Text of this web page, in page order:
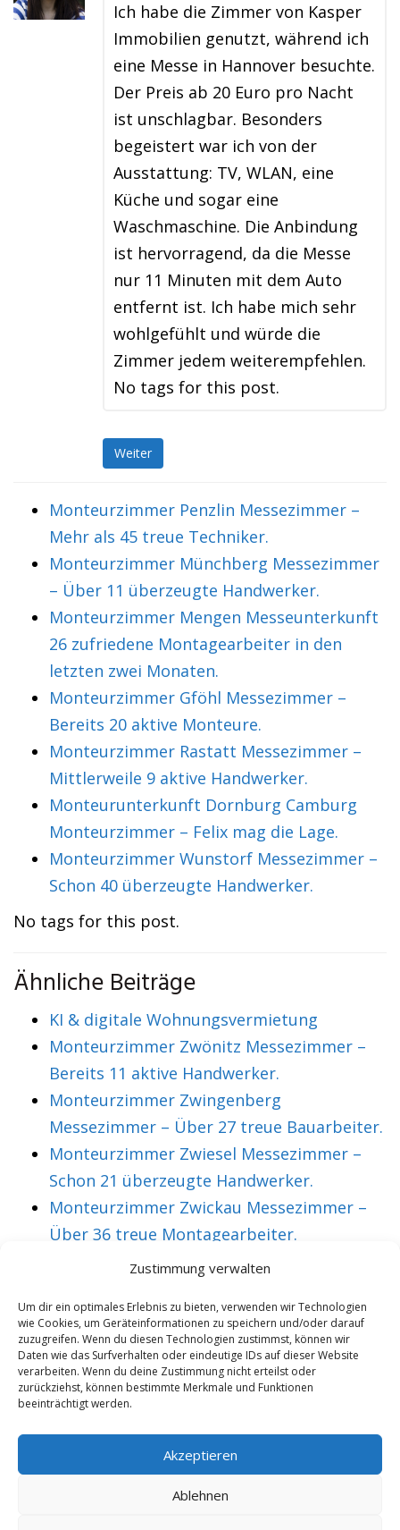
Zustimmung verwalten
Um dir ein optimales Erlebnis zu bieten, verwenden wir Technologien
wie Cookies, um Geräteinformationen zu speichern und/oder darauf
zuzugreifen. Wenn du diesen Technologien zustimmst, können wir
Daten wie das Surfverhalten oder eindeutige IDs auf dieser Website
verarbeiten. Wenn du deine Zustimmung nicht erteilst oder
zurückziehst, können bestimmte Merkmale und Funktionen
beeinträchtigt werden.
Akzeptieren
Ablehnen
Ich habe die Zimmer von Kasper
Immobilien genutzt, während ich
eine Messe in Hannover besuchte.
Der Preis ab 20 Euro pro Nacht
ist unschlagbar. Besonders
begeistert war ich von der
Ausstattung: TV, WLAN, eine
Küche und sogar eine
Waschmaschine. Die Anbindung
ist hervorragend, da die Messe
nur 11 Minuten mit dem Auto
entfernt ist. Ich habe mich sehr
wohlgefühlt und würde die
Zimmer jedem weiterempfehlen.
No tags for this post.
Weiter
Monteurzimmer Penzlin Messezimmer –
Mehr als 45 treue Techniker.
Monteurzimmer Münchberg Messezimmer
– Über 11 überzeugte Handwerker.
Monteurzimmer Mengen Messeunterkunft
26 zufriedene Montagearbeiter in den
letzten zwei Monaten.
Monteurzimmer Gföhl Messezimmer –
Bereits 20 aktive Monteure.
Monteurzimmer Rastatt Messezimmer –
Mittlerweile 9 aktive Handwerker.
Monteurunterkunft Dornburg Camburg
Monteurzimmer – Felix mag die Lage.
Monteurzimmer Wunstorf Messezimmer –
Schon 40 überzeugte Handwerker.
No tags for this post.
Ähnliche Beiträge
KI & digitale Wohnungsvermietung
Monteurzimmer Zwönitz Messezimmer –
Bereits 11 aktive Handwerker.
Monteurzimmer Zwingenberg
Messezimmer – Über 27 treue Bauarbeiter.
Monteurzimmer Zwiesel Messezimmer –
Schon 21 überzeugte Handwerker.
Monteurzimmer Zwickau Messezimmer –
Über 36 treue Montagearbeiter.
VORHERIGER ARTIKEL
Monteurzimmer
Oberriexingen
Messezimmer –
Mehr als 32
überzeugte
NÄCHSTER ARTIKEL
Monteurzimmer
Obertshausen
Messezimmer –
aktive Monteure.